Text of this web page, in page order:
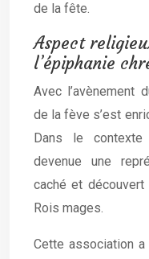
de la fête.
Aspect
l’épiphanie
Avec l’avènement
de la fève s’est
Dans le
devenue une
caché et
Rois mages.
Cette association